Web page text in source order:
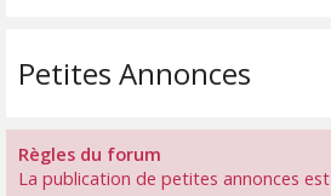
Petites Annonces
Règles du forum
La publication de petites annonces